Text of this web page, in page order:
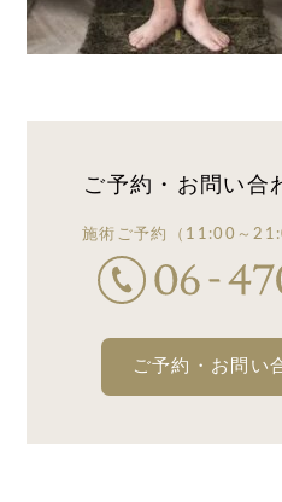
ご予約・お問い合
施術ご予約 （11:00～
ご予約・お問い